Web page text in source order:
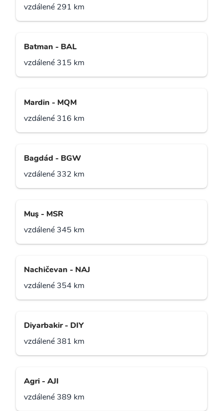
vzdálené 291 km
Batman - BAL
vzdálené 315 km
Mardin - MQM
vzdálené 316 km
Bagdád - BGW
vzdálené 332 km
Muş - MSR
vzdálené 345 km
Nachičevan - NAJ
vzdálené 354 km
Diyarbakir - DIY
vzdálené 381 km
Agri - AJI
vzdálené 389 km